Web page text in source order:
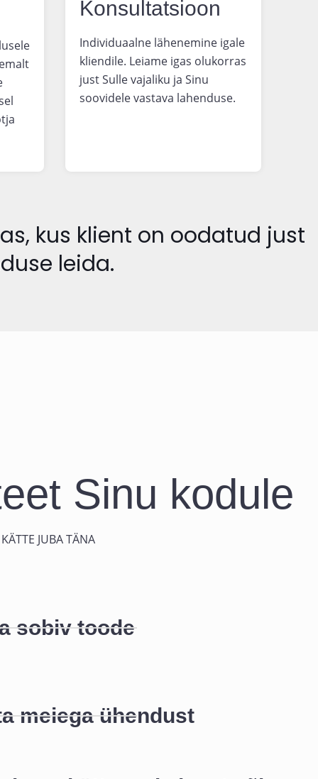
Konsultatsioon
Individuaalne lähenemine igale
kliendile. Leiame igas olukorras
just Sulle vajaliku ja Sinu
soovidele vastava lahenduse.
kus klient on oodatud just
leida.
Sinu kodule
JUBA TÄNA
sobiv toode
meiega ühendust